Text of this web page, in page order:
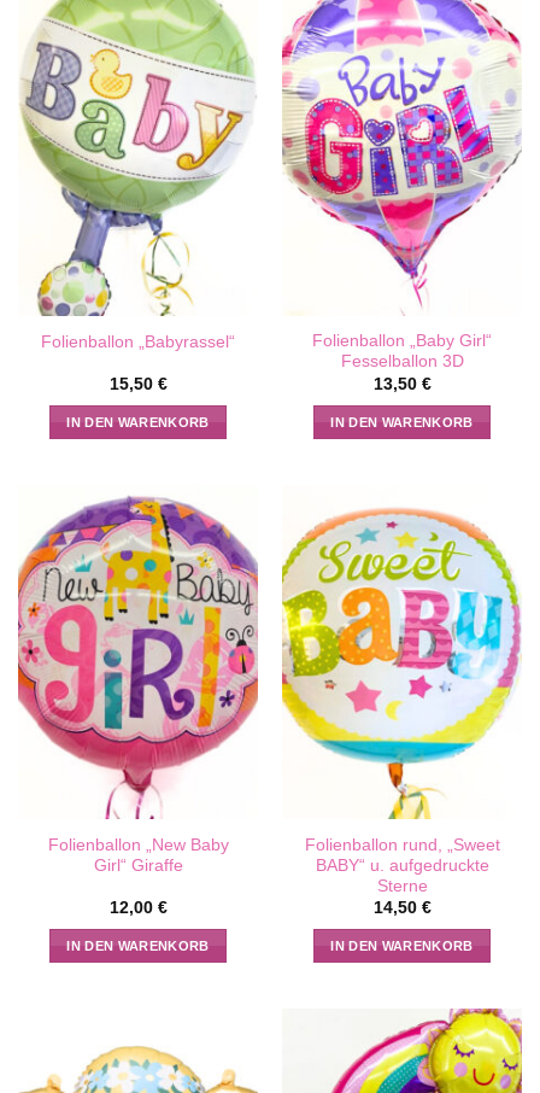
Folienballon „Babyrassel“
15,50 €
IN DEN WARENKORB
Folienballon „Baby Girl“
Fesselballon 3D
13,50 €
IN DEN WARENKORB
Folienballon „New Baby
Girl“ Giraffe
12,00 €
IN DEN WARENKORB
Folienballon rund, „Sweet
BABY“ u. aufgedruckte
Sterne
14,50 €
IN DEN WARENKORB